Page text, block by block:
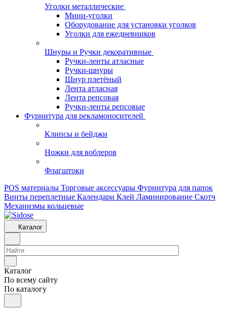
Уголки металлические
Мини-уголки
Оборудование для установки уголков
Уголки для ежедневников
Шнуры и Ручки декоративные
Ручки-ленты атласные
Ручки-шнуры
Шнур плетёный
Лента атласная
Лента репсовая
Ручки-ленты репсовые
Фурнитура для рекламоносителей
Клипсы и бeйджи
Ножки для воблеров
Флагштоки
POS материалы Торговые аксессуары Фурнитура для папок
Винты переплетные Календари Клей Ламинирование Скотч
Механизмы кольцевые
Каталог
Каталог
По всему сайту
По каталогу